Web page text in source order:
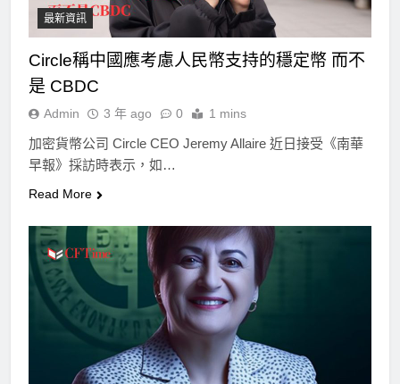
最新資訊
Circle稱中國應考慮人民幣支持的穩定幣 而不
是 CBDC
Admin 3 年 ago 0 1 mins
加密貨幣公司 Circle CEO Jeremy Allaire 近日接受《南華
早報》採訪時表示，如…
Read More